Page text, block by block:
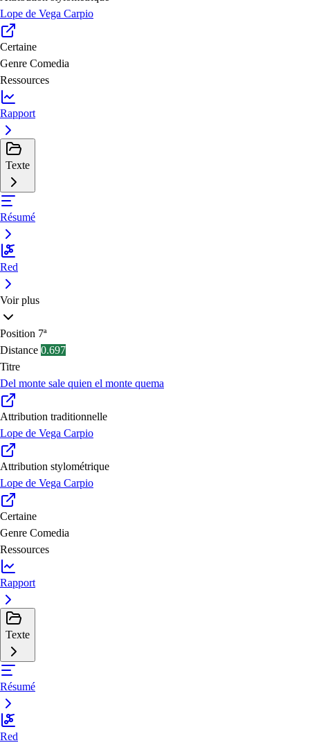
Lope de Vega Carpio
Certaine
Genre Comedia
Ressources
Rapport
Texte
Résumé
Red
Voir plus
Position 7ª
Distance 0.697
Titre
Del monte sale quien el monte quema
Attribution traditionnelle
Lope de Vega Carpio
Attribution stylométrique
Lope de Vega Carpio
Certaine
Genre Comedia
Ressources
Rapport
Texte
Résumé
Red